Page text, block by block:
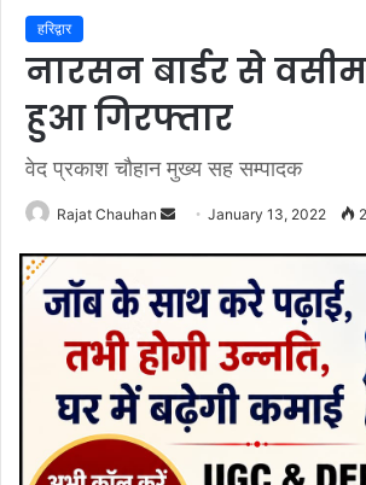
हरिद्वार
नारसन बार्डर से
हुआ गिरफ्तार
वेद प्रकाश चौहान मुख्य सह सम्पादक
Rajat Chauhan
Send January 13, 2022